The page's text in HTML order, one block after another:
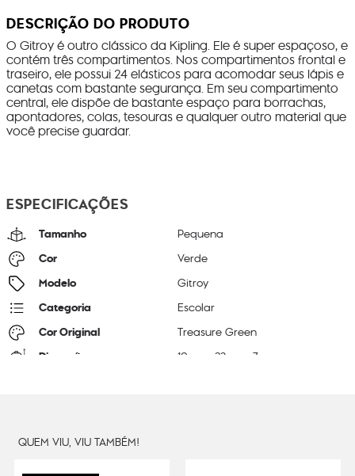
DESCRIÇÃO DO PRODUTO
O Gitroy é outro clássico da Kipling. Ele é super espaçoso, e
contém três compartimentos. Nos compartimentos frontal e
traseiro, ele possui 24 elásticos para acomodar seus lápis e
canetas com bastante segurança. Em seu compartimento
central, ele dispõe de bastante espaço para borrachas,
apontadores, colas, tesouras e qualquer outro material que
você precise guardar.
ESPECIFICAÇÕES
Tamanho Pequena
Cor Verde
Modelo Gitroy
Categoria Escolar
Cor Original Treasure Green
Dimensões 10 23 7
QUEM VIU, VIU TAMBÉM!